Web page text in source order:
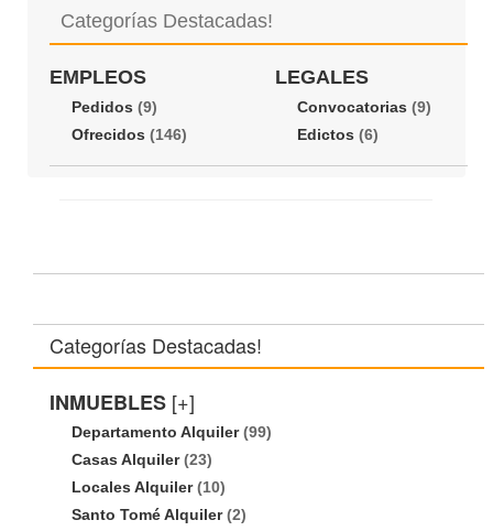
Categorías Destacadas!
EMPLEOS
Pedidos (9)
Ofrecidos (146)
LEGALES
Convocatorias (9)
Edictos (6)
Categorías Destacadas!
INMUEBLES [+]
Departamento Alquiler(99)
Casas Alquiler(23)
Locales Alquiler(10)
Santo Tomé Alquiler(2)